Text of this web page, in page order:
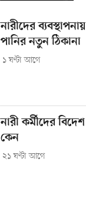
নারীদের
পানির নতুন ঠিকানা
১ ঘণ্টা আগে
নারী কর্মীদের
কেন
২১ ঘণ্টা আগে